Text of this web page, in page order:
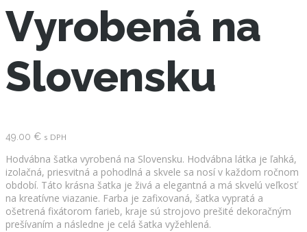
Vyrobená na
Slovensku
49.00 € s DPH
Hodvábna šatka vyrobená na Slovensku. Hodvábna látka je ľahká,
izolačná, priesvitná a pohodlná a skvele sa nosí v každom ročnom
období. Táto krásna šatka je živá a elegantná a má skvelú veľkosť
na kreatívne viazanie. Farba je zafixovaná, šatka vypratá a
ošetrená fixátorom farieb, kraje sú strojovo prešité dekoračným
prešívaním a následne je celá šatka vyžehlená.